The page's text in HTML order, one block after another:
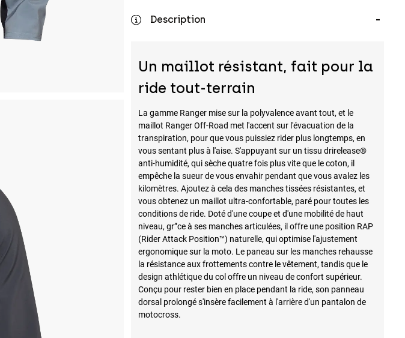
Description
Un maillot résistant, fait pour la
ride tout-terrain
La gamme Ranger mise sur la polyvalence avant tout, et le
maillot Ranger Off-Road met l'accent sur l'évacuation de la
transpiration, pour que vous puissiez rider plus longtemps, en
vous sentant plus à l'aise. S'appuyant sur un tissu drirelease®
anti-humidité, qui sèche quatre fois plus vite que le coton, il
empêche la sueur de vous envahir pendant que vous avalez les
kilomètres. Ajoutez à cela des manches tissées résistantes, et
vous obtenez un maillot ultra-confortable, paré pour toutes les
conditions de ride. Doté d'une coupe et d'une mobilité de haut
niveau, gr”ce à ses manches articulées, il offre une position RAP
(Rider Attack Position™) naturelle, qui optimise l'ajustement
ergonomique sur la moto. Le paneau sur les manches rehausse
la résistance aux frottements contre le vêtement, tandis que le
design athlétique du col offre un niveau de confort supérieur.
Conçu pour rester bien en place pendant la ride, son panneau
dorsal prolongé s'insère facilement à l'arrière d'un pantalon de
motocross.